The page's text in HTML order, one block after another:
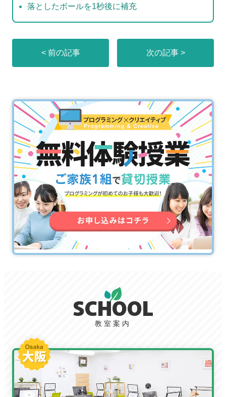
落としたボールを1秒後に補充
< 前の記事 次の記事 >
SCHOOL
教室案内